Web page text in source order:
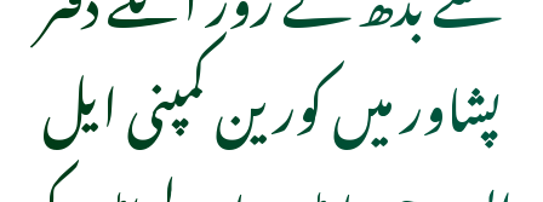
پشاور میں کورین کمپنی ایل